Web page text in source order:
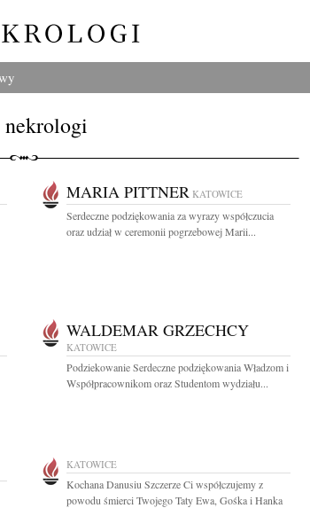
nekrologi
MARIA PITTNER KATOWICE
Serdeczne podziękowania za wyrazy współczucia
oraz udział w ceremonii pogrzebowej Marii...
WALDEMAR GRZECHCY
KATOWICE
Podziekowanie Serdeczne podziękowania Władzom i
Współpracownikom oraz Studentom wydziału...
KATOWICE
Kochana Danusiu Szczerze Ci współczujemy z
powodu śmierci Twojego Taty Ewa, Gośka i Hanka